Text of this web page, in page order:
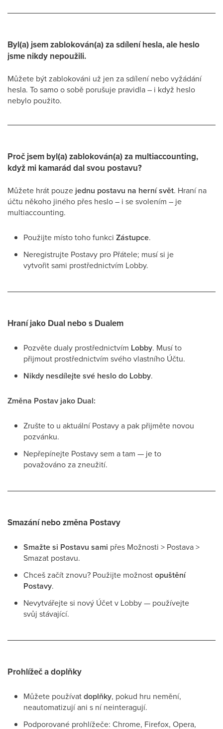
Byl(a) jsem zablokován(a) za sdílení hesla, ale heslo
jsme nikdy nepoužili.
Můžete být zablokováni už jen za sdílení nebo vyžádání
hesla. To samo o sobě porušuje pravidla – i když heslo
nebylo použito.
Proč jsem byl(a) zablokován(a) za multiaccounting,
když mi kamarád dal svou postavu?
Můžete hrát pouze jednu postavu na herní svět. Hraní na
účtu někoho jiného přes heslo – i se svolením – je
multiaccounting.
Použijte místo toho funkci Zástupce.
Neregistrujte Postavy pro Přátele; musí si je
vytvořit sami prostřednictvím Lobby.
Hraní jako Dual nebo s Dualem
Pozvěte dualy prostřednictvím Lobby. Musí to
přijmout prostřednictvím svého vlastního Účtu.
Nikdy nesdílejte své heslo do Lobby.
Změna Postav jako Dual:
Zrušte to u aktuální Postavy a pak přijměte novou
pozvánku.
Nepřepínejte Postavy sem a tam — je to
považováno za zneužití.
Smazání nebo změna Postavy
Smažte si Postavu sami přes Možnosti > Postava >
Smazat postavu.
Chceš začít znovu? Použijte možnostopuštění
Postavy.
Nevytvářejte si nový Účet v Lobby — používejte
svůj stávající.
Prohlížeč a doplňky
Můžete používatdoplňky, pokud hru nemění,
neautomatizují ani s ní neinteragují.
Podporované prohlížeče: Chrome, Firefox, Opera,